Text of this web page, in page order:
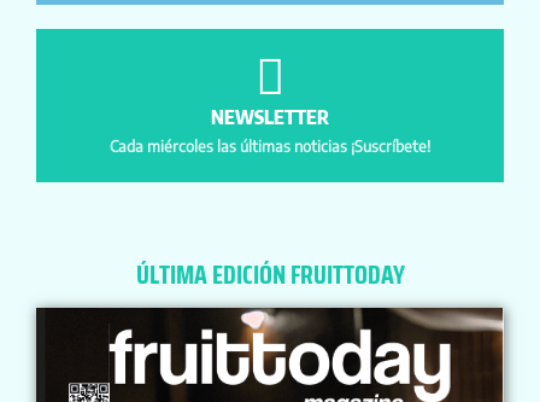
NEWSLETTER
Cada miércoles las últimas noticias ¡Suscríbete!
ÚLTIMA EDICIÓN FRUITTODAY